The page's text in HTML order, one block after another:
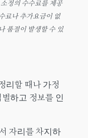
정의 수수료를 제공
료나 추가요금이 없
품절이 발생할 수 있
리할 때나 가정
하고 정보를 인
자리를 차지하